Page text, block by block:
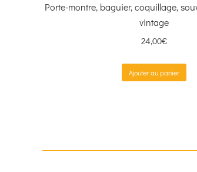
Porte-montre, baguier, coquillage,
vintage
24,00€
Ajouter au panier